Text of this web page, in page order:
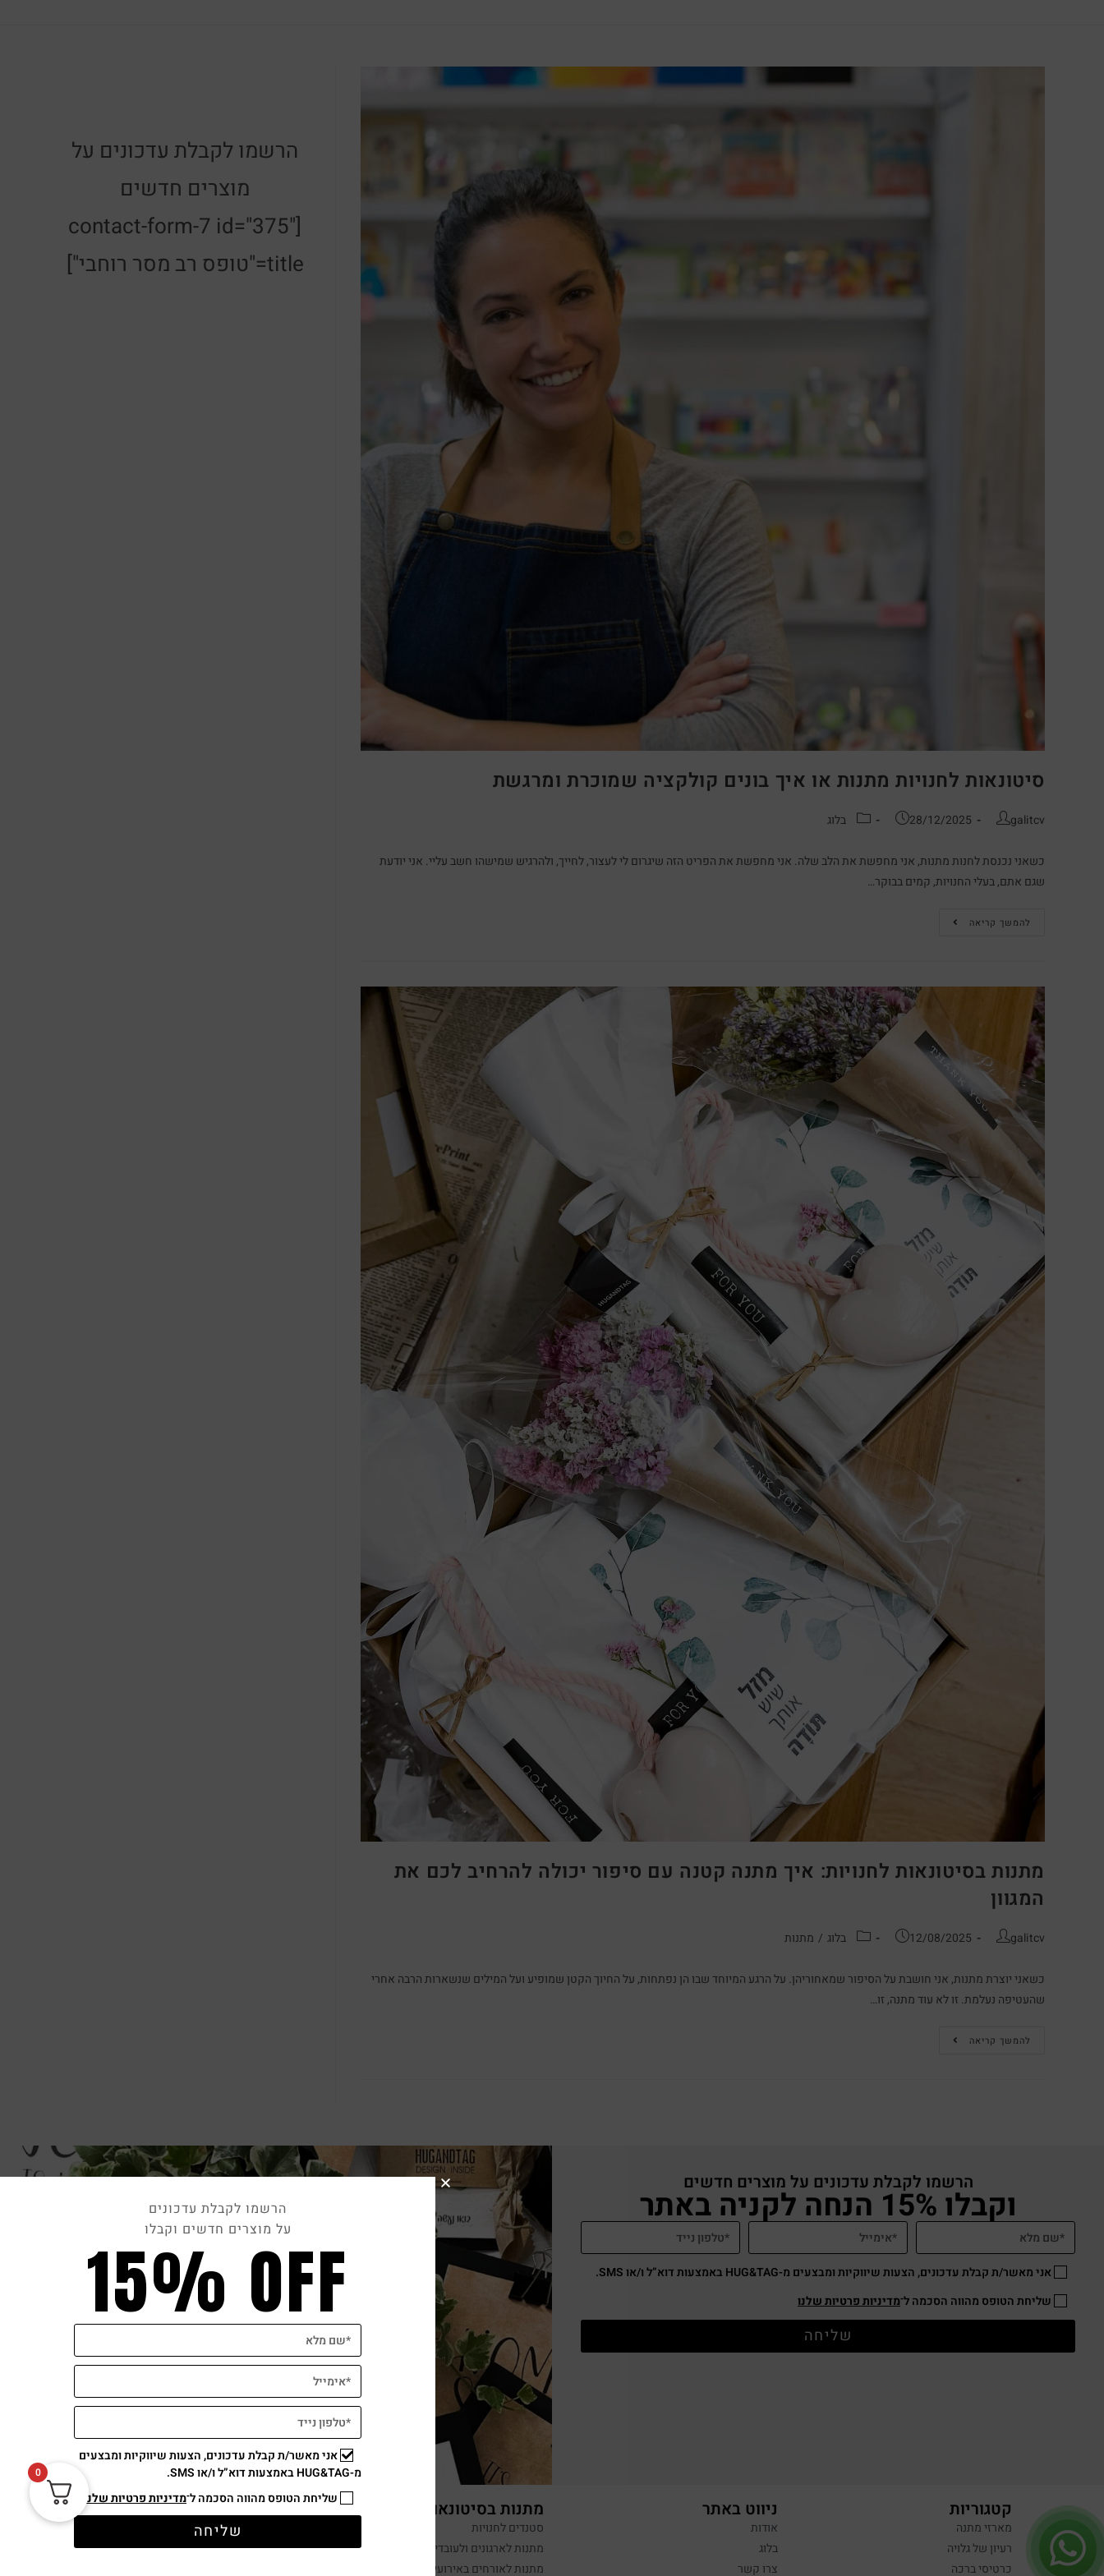
סיטונאות לחנויות מתנות או איך בונים קולקציה שמוכרת ומרגשת
galitcv
28/12/2025 בלוג
כשאני נכנסת לחנות מתנות, אני מחפשת את הלב שלה. אני מחפשת את הפריט הזה שיגרום לי לעצור, לחייך, ולהרגיש שמישהו חשב עליי. אני יודעת
שגם אתם, בעלי החנויות, קמים בבוקר…
להמשך קריאה
מתנות בסיטונאות לחנויות: איך מתנה קטנה עם סיפור יכולה להרחיב לכם את
המגוון
galitcv
12/08/2025 בלוג / מתנות
כשאני יוצרת מתנות, אני חושבת על הסיפור שמאחוריהן. על הרגע המיוחד שבו הן נפתחות, על החיוך הקטן שמופיע ועל המילים שנשארות הרבה אחרי
שהעטיפה נעלמת. זו לא עוד מתנה, זו…
להמשך קריאה
הרשמו לקבלת עדכונים על
מוצרים חדשים
[contact-form-7 id="375"
title="טופס רב מסר רוחבי"]
הרשמו לקבלת עדכונים על מוצרים חדשים
וקבלו 15% הנחה לקניה באתר
אני מאשר/ת קבלת עדכונים, הצעות שיווקיות ומבצעים מ-HUG&TAG באמצעות דוא”ל ו/או SMS.
שליחת הטופס מהווה הסכמה ל־מדיניות פרטיות שלנו
שליחה
קטגוריות
מארזי מתנה
רעיון של גלויה
כרטיסי ברכה
ניווט באתר
אודות
בלוג
צרו קשר
מתנות בסיטונאות
סטנדים לחנויות
מתנות לארגונים ולעובדים
מתנות לאורחים באירועים
0
הרשמו לקבלת עדכונים
על מוצרים חדשים וקבלו
15% OFF
אני מאשר/ת קבלת עדכונים, הצעות שיווקיות ומבצעים
מ-HUG&TAG באמצעות דוא”ל ו/או SMS.
שליחת הטופס מהווה הסכמה ל־מדיניות פרטיות שלנו
שליחה